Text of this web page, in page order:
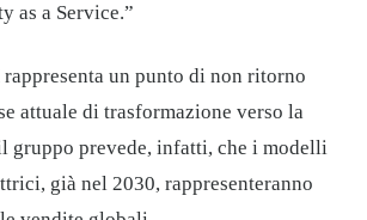
as a Service.”
un punto di non ritorno
attuale di trasformazione verso la
gruppo prevede, infatti, che i modelli
già nel 2030, rappresenteranno